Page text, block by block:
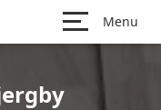
Menu